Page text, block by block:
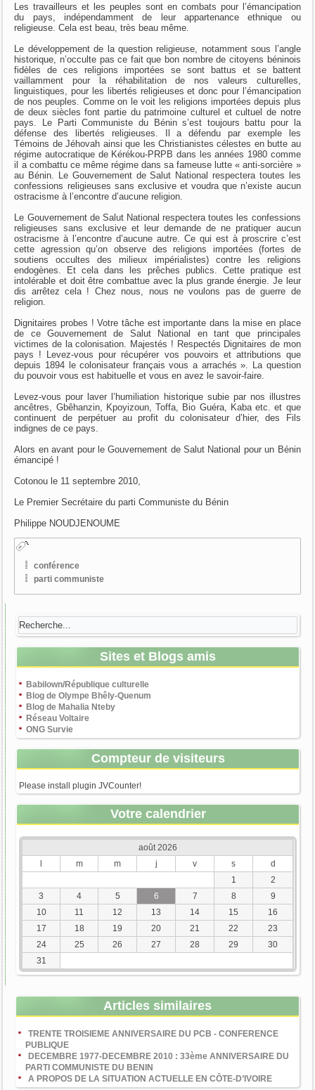
Les travailleurs et les peuples sont en combats pour l’émancipation
du pays, indépendamment de leur appartenance ethnique ou
religieuse. Cela est beau, très beau même.
Le développement de la question religieuse, notamment sous l’angle
historique, n’occulte pas ce fait que bon nombre de citoyens béninois
fidèles de ces religions importées se sont battus et se battent
vaillamment pour la réhabilitation de nos valeurs culturelles,
linguistiques, pour les libertés religieuses et donc pour l’émancipation
de nos peuples. Comme on le voit les religions importées depuis plus
de deux siècles font partie du patrimoine culturel et cultuel de notre
pays. Le Parti Communiste du Bénin s’est toujours battu pour la
défense des libertés religieuses. Il a défendu par exemple les
Témoins de Jéhovah ainsi que les Christianistes célestes en butte au
régime autocratique de Kérékou-PRPB dans les années 1980 comme
il a combattu ce même régime dans sa fameuse lutte « anti-sorcière »
au Bénin. Le Gouvernement de Salut National respectera toutes les
confessions religieuses sans exclusive et voudra que n’existe aucun
ostracisme à l’encontre d’aucune religion.
Le Gouvernement de Salut National respectera toutes les confessions
religieuses sans exclusive et leur demande de ne pratiquer aucun
ostracisme à l’encontre d’aucune autre. Ce qui est à proscrire c’est
cette agression qu’on observe des religions importées (fortes de
soutiens occultes des milieux impérialistes) contre les religions
endogènes. Et cela dans les prêches publics. Cette pratique est
intolérable et doit être combattue avec la plus grande énergie. Je leur
dis arrêtez cela ! Chez nous, nous ne voulons pas de guerre de
religion.
Dignitaires probes ! Votre tâche est importante dans la mise en place
de ce Gouvernement de Salut National en tant que principales
victimes de la colonisation. Majestés ! Respectés Dignitaires de mon
pays ! Levez-vous pour récupérer vos pouvoirs et attributions que
depuis 1894 le colonisateur français vous a arrachés ». La question
du pouvoir vous est habituelle et vous en avez le savoir-faire.
Levez-vous pour laver l’humiliation historique subie par nos illustres
ancêtres, Gbêhanzin, Kpoyizoun, Toffa, Bio Guéra, Kaba etc. et que
continuent de perpétuer au profit du colonisateur d’hier, des Fils
indignes de ce pays.
Alors en avant pour le Gouvernement de Salut National pour un Bénin
émancipé !
Cotonou le 11 septembre 2010,
Le Premier Secrétaire du parti Communiste du Bénin
Philippe NOUDJENOUME
conférence
parti communiste
Sites et Blogs amis
Babilown/République culturelle
Blog de Olympe Bhêly-Quenum
Blog de Mahalia Nteby
Réseau Voltaire
ONG Survie
Compteur de visiteurs
Please install plugin JVCounter!
Votre calendrier
août 2026
l
m m j v s
d
1
2
3
4 5 6 7 8
9
10
11 12 13 14 15
16
17
18 19 20 21 22
23
24
25 26 27 28 29
30
31
Articles similaires
TRENTE TROISIEME ANNIVERSAIRE DU PCB - CONFERENCE
PUBLIQUE
DECEMBRE 1977-DECEMBRE 2010 : 33ème ANNIVERSAIRE DU
PARTI COMMUNISTE DU BENIN
A PROPOS DE LA SITUATION ACTUELLE EN CÔTE-D’IVOIRE